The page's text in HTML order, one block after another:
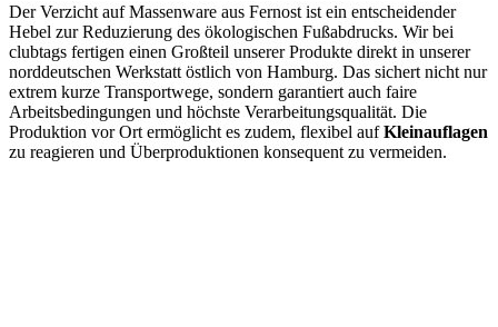
Der Verzicht auf Massenware aus Fernost ist ein entscheidender
Hebel zur Reduzierung des ökologischen Fußabdrucks. Wir bei
clubtags fertigen einen Großteil unserer Produkte direkt in unserer
norddeutschen Werkstatt östlich von Hamburg. Das sichert nicht nur
extrem kurze Transportwege, sondern garantiert auch faire
Arbeitsbedingungen und höchste Verarbeitungsqualität. Die
Produktion vor Ort ermöglicht es zudem, flexibel aufKleinauflagen
zu reagieren und Überproduktionen konsequent zu vermeiden.